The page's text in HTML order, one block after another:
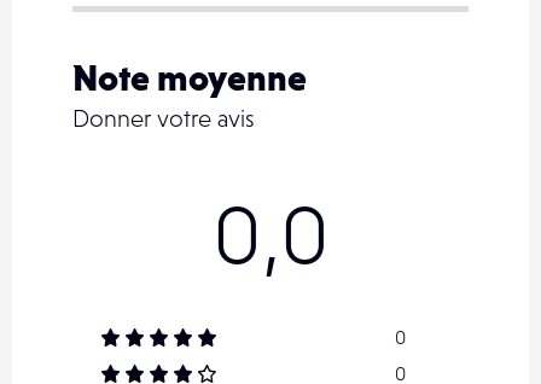
Note moyenne
Donner votre avis
0,0
0
0